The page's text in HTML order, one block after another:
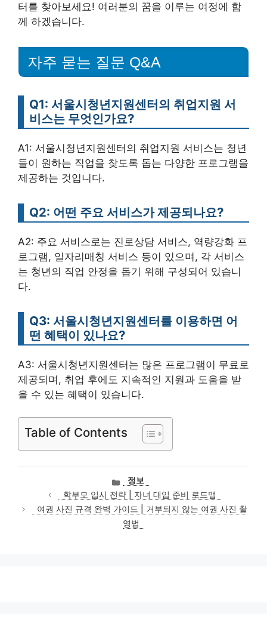
터를 찾아보세요! 여러분의 꿈을 이루는 여정에 함
께 하겠습니다.
자주 묻는 질문 Q&A
Q1: 서울시청년지원센터의 취업지원 서
비스는 무엇인가요?
A1: 서울시청년지원센터의 취업지원 서비스는 청년
들이 원하는 직업을 찾도록 돕는 다양한 프로그램을
제공하는 것입니다.
Q2: 어떤 주요 서비스가 제공되나요?
A2: 주요 서비스로는 진로상담 서비스, 역량강화 프
로그램, 일자리매칭 서비스 등이 있으며, 각 서비스
는 청년의 직업 안정을 돕기 위해 구성되어 있습니
다.
Q3: 서울시청년지원센터를 이용하면 어
떤 혜택이 있나요?
A3: 서울시청년지원센터는 많은 프로그램이 무료로
제공되며, 취업 후에도 지속적인 지원과 도움을 받
을 수 있는 혜택이 있습니다.
Table of Contents
카
테
고
리
정보
학부모 입시 전략 | 자녀 대입 준비 로드맵
여권 사진 규격 완벽 가이드 | 거부되지 않는 여권 사진 촬
영법